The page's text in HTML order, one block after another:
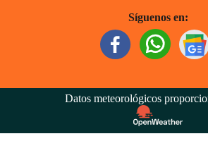
Síguenos en:
Datos meteorológicos